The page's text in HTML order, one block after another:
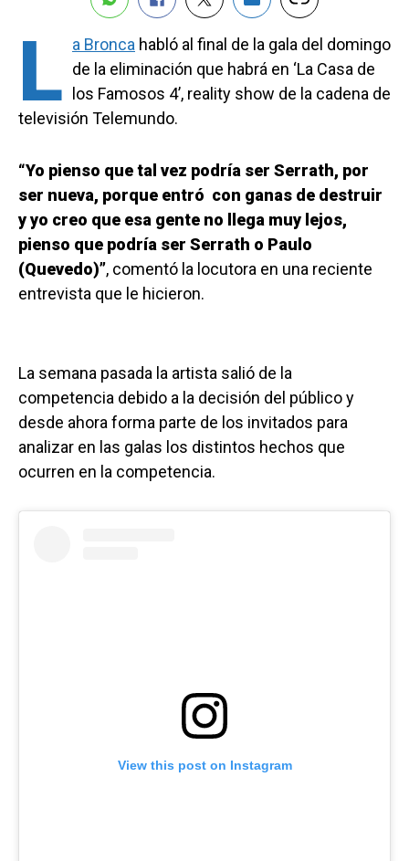
L a Bronca habló al final de la gala del domingo
de la eliminación que habrá en ‘La Casa de
los Famosos 4’, reality show de la cadena de
televisión Telemundo.
“Yo pienso que tal vez podría ser Serrath, por
ser nueva, porque entró con ganas de destruir
y yo creo que esa gente no llega muy lejos,
pienso que podría ser Serrath o Paulo
(Quevedo)”, comentó la locutora en una reciente
entrevista que le hicieron.
La semana pasada la artista salió de la
competencia debido a la decisión del público y
desde ahora forma parte de los invitados para
analizar en las galas los distintos hechos que
ocurren en la competencia.
View this post on Instagram